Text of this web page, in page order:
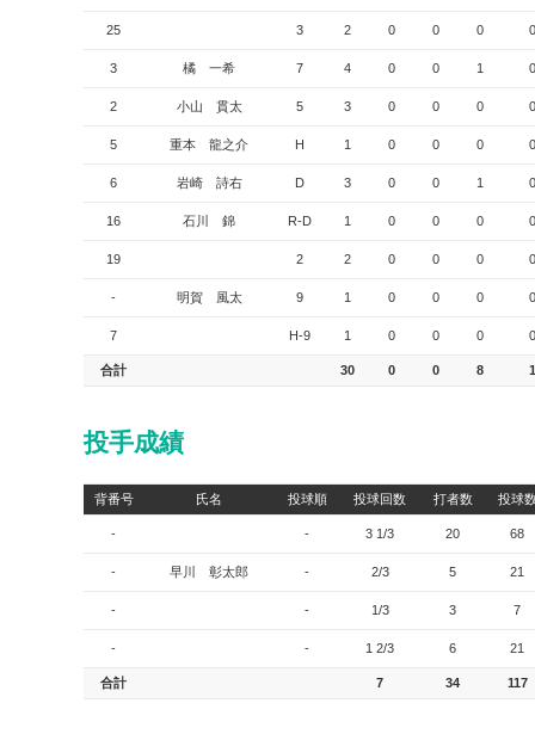
25 3 2 0 0 0 0
3 橘 一希 7 4 0 0 1 0
2 小山 貫太 5 3 0 0 0 0
5 重本 龍之介 H 1 0 0 0 0
6 岩崎 詩右 D 3 0 0 1 0
16 石川 錦 R-D 1 0 0 0 0
19 2 2 0 0 0 0
- 明賀 風太 9 1 0 0 0 0
7 H-9 1 0 0 0 0
合計 30 0 0 8 1
投手成績
背番号 氏名 投球順 投球回数 打者数 投球
- - 3 1/3 20 68
- 早川 彰太郎 - 2/3 5 21
- - 1/3 3 7
- - 1 2/3 6 21
合計 7 34 117